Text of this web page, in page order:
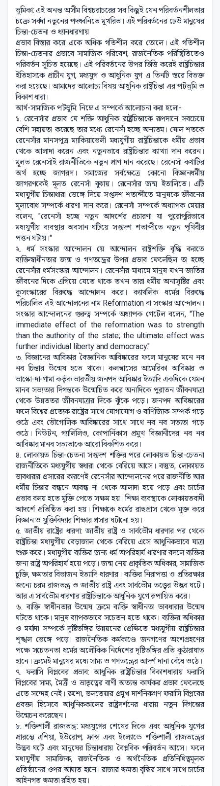
ভূমিকা: এই অনন্ত অসীম বিশ্বচরাচরের সব কিছুই যেন পরিবর্তনশীলতার
চক্রে সর্বদা নতুনের পদধ্বনিতে মুখরিত। এই পরিবর্তনের ঢেউ মানুষের
চিন্তা-চেতনা ও ধ্যানধারণায়
প্রভাব বিস্তার করে একে অধিক গতিশীল করে তোলে। এই গতিশীল
চিন্তা-চেতনার প্রভাবে সামাজিক পরিবেশ, রাজনৈতিক পরিস্থিতিতেও
পরিবর্তন সূচিত হয়েছে। এই পরিবর্তনের উপর ভিত্তি করেই রাষ্ট্রচিন্তার
ইতিহাসকে প্রাচীন যুগ, মধ্যযুগ ও আধুনিক যুগ এ তিনটি স্তরে বিভক্ত
করা হয়েছে। আমাদের আলোচ্য বিষয় আধুনিক রাষ্ট্রচিন্তা এর পটভূমি ও
বিকাশ ধারা।
আর্থ-সামাজিক পটভূমি: নিম্নে এ সম্পর্কে আলোচনা করা হলো-
১. রেনেসাঁর প্রভাব যে শক্তি আধুনিক রাষ্ট্রচিন্তাকে রূপদানে সবচেয়ে
বেশি সহায়তা করেছে তার মধ্যে রেনেসাঁ হচ্ছে অন্যতম। ষোল শতকে
রেনেসাঁর মানসপুত্র ম্যাকিয়াভেলী মধ্যযুগীয় রাষ্ট্রচিন্তাকে ধর্মীয় প্রভাব
থেকে আলাদা করেন এবং নতুনভাবে রাষ্ট্রচিন্তার ব্যাখ্যা দান করেন।
মূলত রেনেসাঁই রাজনীতিকে নতুন প্রাণ দান করেছে। রেনেসাঁ কথাটির
অর্থ হচ্ছে জাগরণ। সমাজের সর্বক্ষেত্রে কোনো বিজ্ঞানধর্মীয়
জাগরণকেই মূলত রেনেসাঁ বুঝায়। রেনেসাঁর জন্ম ইতালিতে। এটি
মধ্যযুগীয় চিন্তাধারা ভেঙ্গে দিয়ে সপ্তদশ শতাব্দীতে মানুষকে জীবনের
মূল্যবোধ সম্পর্কে ধারণা দান করে। রেনেসাঁ সম্পর্কে অধ্যাপক মেয়ার
বলেন, "রেনেসাঁ হচ্ছে নতুন আদর্শের প্রচারণা যা পুরোপুরিভাবে
মধ্যযুগীয় ব্যবস্থার অবসান ঘটিয়ে সপ্তদশ শতাব্দীতে নতুন পৃথিবীর
পত্তন ঘটায়।"
২. ধর্ম সংস্কার আন্দোলন য়ে আন্দোলন রাষ্ট্রশক্তি বৃদ্ধি করতে
ব্যক্তিস্বাধীনতার জন্ম ও গণতন্ত্রের উপর প্রভাব ফেলেছিল তা হচ্ছে
রেনেসাঁর ধর্মসংস্কার আন্দোলন। রেনেসাঁর মাধ্যমে মানুষ যখন জাতির
জীবনের দিকে এগিয়ে যেতে থাকে তখন তারা ধর্মীয় অনাসৃষ্টির এবং
কুসংস্কারের বিরুদ্ধে আন্দোলন করে। ক্যাথলিক ধর্মের বিরুদ্ধে
পরিচালিত এই আন্দোলনের নাম Reformation বা সংস্কার আন্দোলন।
সংস্কার আন্দোলনের গুরুত্ব সম্পর্কে অধ্যাপক গেটেল বলেন, "The
immediate effect of the reformation was to strength
than the authority of the state; the ultimate effect was
further individual liberty and democracy."
৩. বিজ্ঞানের আবিষ্কার বৈজ্ঞানিক আবিষ্কারের ফলে মানুষের মনে নব
নব চিন্তার উন্মেষ হতে থাকে। কলম্বাসের আমেরিকা আবিষ্কার ও
ভাস্কো-দা-গামা কর্তৃক ভারতীয় জনপদ আবিষ্কার ইত্যাদি একদিকে যেমন
মানব সভ্যতার দিগন্তকে উন্মোচিত করে অন্যদিকে পুরাতন জীবনযাত্রা
থেকে উন্নততর জীবনযাত্রার দিকে ঝুঁকে পড়ে। জনপদ আবিষ্কারের
ফলে বিশ্বের প্রত্যেক রাষ্ট্রের সাথে যোগাযোগ ও বাণিজ্যিক সম্পর্ক গড়ে
ওঠে এবং ভৌগোলিক আবিষ্কারের সাথে সাথে নব নব সভ্যতা গড়ে
ওঠে। নিউটন, গ্যালিলিও, কোপার্নিকাস প্রমুখ বিজ্ঞানীদের নব নব
আবিষ্কার মানব সভ্যতাকে আরো বিকশিত করে।
৪. লোকায়ত চিন্তা-চেতনা সপ্তদশ শক্তির পরে লোকায়ত চিন্তা-চেতনা
রাজনীতিকে মধ্যযুগীয় স্বধারা থেকে বেরিয়ে আসে। বস্তুত, লোকায়ত
ভাবধারার প্রসারের কারণেই রেনেসাঁর আন্দোলনের পরে রাজনীতি আর
ধর্মীয় চিন্তার বন্ধনে আবন্ধ না থেকে আলাদা হয়ে পড়ে এবং চার্চের
প্রভাব বলয় হতে মুক্তি পেতে সক্ষম হয়। শিক্ষা ব্যবস্থাকে লোকায়তবাদী
আদর্শে প্রতিষ্ঠিত করা হয়। শিক্ষাকে ধর্মের রাহুগ্রাস থেকে মুক্ত করে
বিজ্ঞান ও যুক্তিবিদ্যার শিক্ষার প্রসার ঘটানো হয়।
৫. জাতীয় রাষ্ট্রের ধারণা: জাতীয় রাষ্ট্র ও সার্বভৌম ধারণার পর থেকে
রাষ্ট্রচিন্তা মধ্যযুগীয় বেড়াজাল থেকে বেরিয়ে এসে আধুনিকভাবে যাত্রা
শুরু করে। মধ্যযুগীয় ব্যক্তির জন্য ধর্ম অপরিহার্য ধারণার বদলে ব্যক্তির
জন্য রাষ্ট্র অপরিহার্য হয়ে পড়ে। জন্ম নেয় প্রাকৃতিক অধিকার, সামাজিক
চুক্তি, ক্ষমতার বিভাজন ইত্যাদি ধারণার। ব্যক্তির নিরাপত্তা ও প্রতিরক্ষার
জন্যে চরম রাজতন্ত্র ও জাতীয় রাষ্ট্র এবং সার্বভৌম তত্ত্বের উদ্ভব ঘটে।
আর এ সার্বভৌম ধারণার রাষ্ট্রচিন্তাকে আধুনিক যুগে রূপায়িত করে।
৬. ব্যক্তি স্বাধীনতার উন্মেষ ক্রমে ব্যক্তি স্বাধীনতা ভাবধারার উন্মেষ
ঘটতে থাকে। মানুষ ব্যাপকভাবে সচেতন হতে থাকে। ব্যক্তির অধিকার
ও মর্যাদা সম্পর্কে দৃষ্টিভঙ্গির উন্নয়নের প্রেক্ষিতে মধ্যযুগীয় রাষ্ট্রচিন্তার
শৃঙ্খল ভেঙ্গে পড়ে। রাজনৈতিক কর্মকাণ্ডে জনগণের অংশগ্রহণের
পক্ষে সচেতনতা ধর্মের অলৌকিক নির্দেশের দৃষ্টিভঙ্গির প্রতি কুঠারাঘাত
হানে। ক্রমেই মানুষের মধ্যে সাম্য ও গণতন্ত্রের আদর্শ দানা বেঁধে ওঠে।
৭. ফরাসি বিপ্লবের প্রভাব: আধুনিক রাষ্ট্রচিন্তার বিকাশধারায় ফরাসি
বিপ্লবের সাম্য, মৈত্রী ও ভ্রাতৃত্বের বাণী অত্যন্ত কার্যকর প্রভাব ফেলেছে
এতে সন্দেহ নেই। রুশো, ভলতেয়ার প্রমুখ দার্শনিকগণ ফরাসি বিপ্লবের
প্রবক্তা হিসেবে আধুনিককালের রাষ্ট্রদর্শনের ধারায় নতুন দিগন্তের
উন্মেচন করেছেন।
৮. শক্তিশালী রাজতন্ত্র: মধ্যযুগের শেষের দিকে এবং আধুনিক যুগের
প্রারম্ভে এশিয়া, ইউরোপ, ফ্রান্স এবং ইংল্যান্ডে শক্তিশালী রাজতন্ত্রের
উদ্ভব ঘটে এবং মানুষের চিন্তাধারায় বৈপ্লবিক পরিবর্তন আসে। ফলে
মধ্যযুগীয় সামাজিক, রাজনৈতিক ও অর্থনৈতিক প্রতিনিধিত্বমূলক
প্রতিষ্ঠানের ওপর আঘাত হানে। রাজার ক্ষমতা বৃদ্ধির সাথে সাথে চার্চের
আইনগত ক্ষমতা রহিত হয়।